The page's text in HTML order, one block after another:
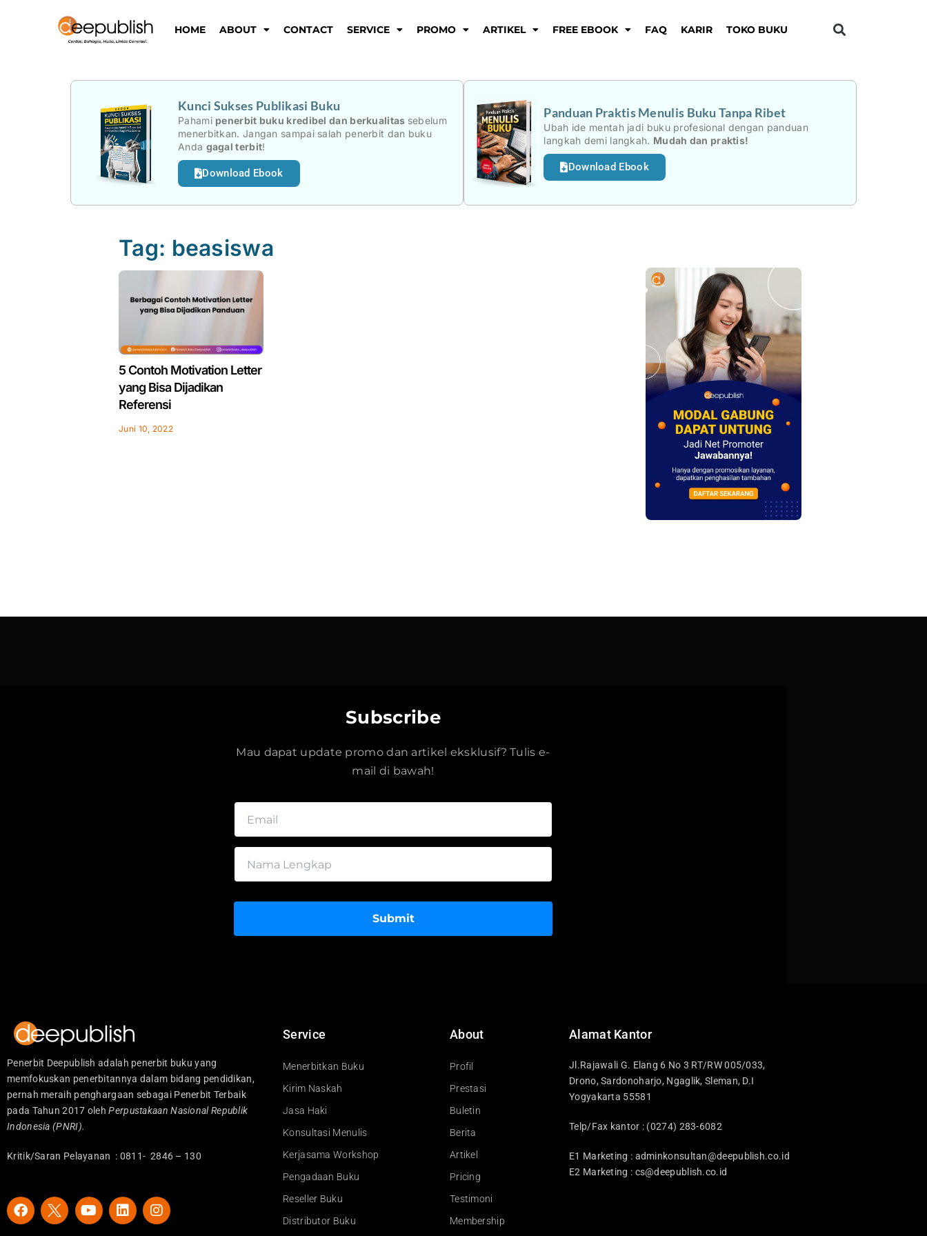
HOME ABOUT CONTACT SERVICE PROMO ARTIKEL FREE EBOOK FAQ KARIR TOKO BUKU
Kunci Sukses Publikasi Buku
Pahami penerbit buku kredibel dan berkualitas sebelum
menerbitkan. Jangan sampai salah penerbit dan buku
Anda gagal terbit!
Download Ebook
Panduan Praktis Menulis Buku Tanpa Ribet
Ubah ide mentah jadi buku profesional dengan panduan
langkah demi langkah. Mudah dan praktis!
Download Ebook
Tag: beasiswa
5 Contoh Motivation Letter
yang Bisa Dijadikan
Referensi
Juni 10, 2022
Subscribe
Mau dapat update promo dan artikel eksklusif? Tulis e-
mail di bawah!
Submit
Penerbit Deepublish adalah penerbit buku yang
memfokuskan penerbitannya dalam bidang pendidikan,
pernah meraih penghargaan sebagai Penerbit Terbaik
pada Tahun 2017 olehPerpustakaan Nasional Republik
Indonesia (PNRI).
Kritik/Saran Pelayanan : 0811- 2846 – 130
F
a
Y
o
L
i
I
n
Service
Menerbitkan Buku
Kirim Naskah
Jasa Haki
Konsultasi Menulis
Kerjasama Workshop
Pengadaan Buku
Reseller Buku
Distributor Buku
About
Profil
Prestasi
Buletin
Berita
Artikel
Pricing
Testimoni
Membership
Alamat Kantor
Jl.Rajawali G. Elang 6 No 3 RT/RW 005/033,
Drono, Sardonoharjo, Ngaglik, Sleman, D.I
Yogyakarta 55581
Telp/Fax kantor : (0274) 283-6082
E1 Marketing : adminkonsultan@deepublish.co.id
E2 Marketing : cs@deepublish.co.id